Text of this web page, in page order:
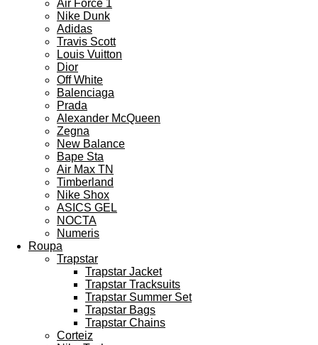
Air Force 1
Nike Dunk
Adidas
Travis Scott
Louis Vuitton
Dior
Off White
Balenciaga
Prada
Alexander McQueen
Zegna
New Balance
Bape Sta
Air Max TN
Timberland
Nike Shox
ASICS GEL
NOCTA
Numeris
Roupa
Trapstar
Trapstar Jacket
Trapstar Tracksuits
Trapstar Summer Set
Trapstar Bags
Trapstar Chains
Corteiz